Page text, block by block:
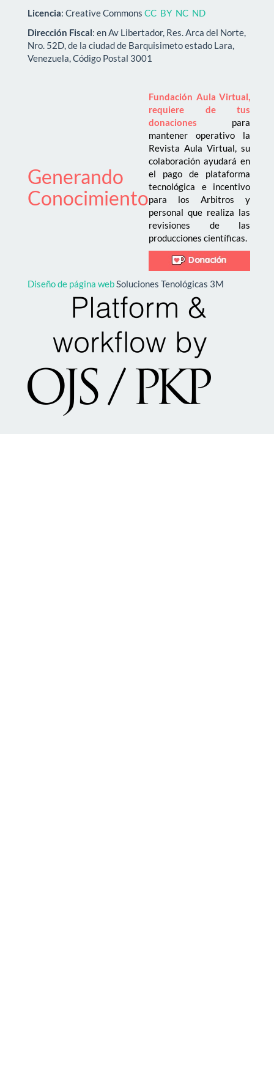
Licencia: Creative Commons CC BY NC ND
Dirección Fiscal: en Av Libertador, Res. Arca del Norte,
Nro. 52D, de la ciudad de Barquisimeto estado Lara,
Venezuela, Código Postal 3001
Generando
Conocimiento
Fundación Aula Virtual,
requiere de tus
donaciones
para
mantener operativo la
Revista Aula Virtual, su
colaboración ayudará en
el pago de plataforma
tecnológica e incentivo
para los Arbitros y
personal que realiza las
revisiones de las
producciones científicas.
Diseño de página webSoluciones Tenológicas 3M